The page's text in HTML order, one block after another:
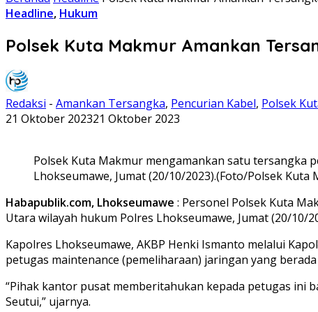
Headline, Hukum
Polsek Kuta Makmur Amankan
Redaksi - Amankan Tersangka, Pencurian Kabel, Polsek
21 Oktober 202321 Oktober 2023
Polsek Kuta Makmur mengamankan satu tersangka
Lhokseumawe, Jumat (20/10/2023).(Foto/Polsek Kuta
Habapublik.com, Lhokseumawe : Personel Polsek Kuta
Utara wilayah hukum Polres Lhokseumawe, Jumat (20/10/
Kapolres Lhokseumawe, AKBP Henki Ismanto melalui
petugas maintenance (pemeliharaan) jaringan yang
“Pihak kantor pusat memberitahukan kepada petugas ini
Seutui,” ujarnya.